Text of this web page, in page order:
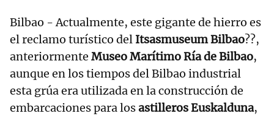
Bilbao - Actualmente, este gigante de hierro es
el reclamo turístico del Itsasmuseum Bilbao??,
anteriormente Museo Marítimo Ría de Bilbao,
aunque en los tiempos del Bilbao industrial
esta grúa era utilizada en la construcción de
embarcaciones para losastilleros Euskalduna,